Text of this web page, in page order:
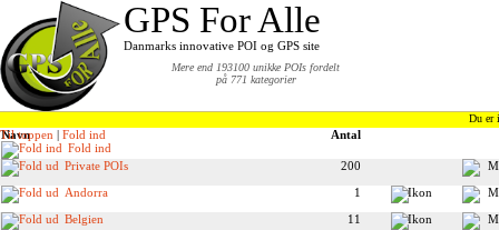
Mere end 193100 unikke POIs fordelt
på 771 kategorier
GPS For Alle
Danmarks innovative POI og GPS site
Du er
Til toppen | Fold ind
Navn
Antal
Fold ind
Private POIs
200
Andorra
1
Belgien
11